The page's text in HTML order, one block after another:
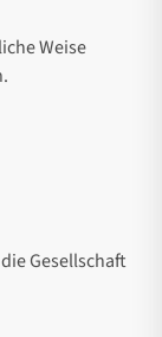
Weise
Gesellschaft